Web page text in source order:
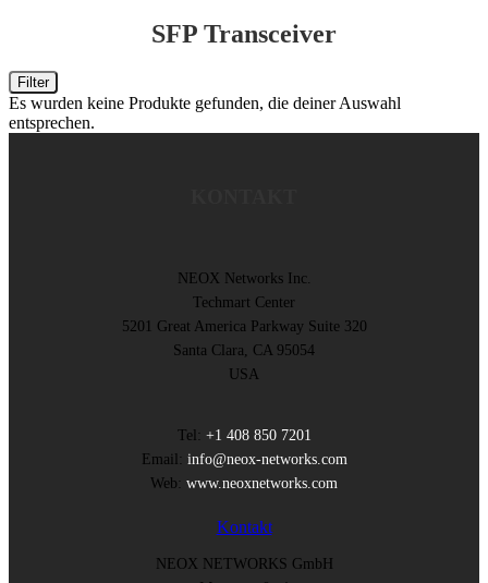
SFP Transceiver
Filter
Es wurden keine Produkte gefunden, die deiner Auswahl
entsprechen.
NEOX Networks Inc.
Techmart Center
5201 Great America Parkway Suite 320
Santa Clara, CA 95054
USA
Tel: +1 408 850 7201
Email: info@neox-networks.com
Web: www.neoxnetworks.com
Kontakt
NEOX NETWORKS GmbH